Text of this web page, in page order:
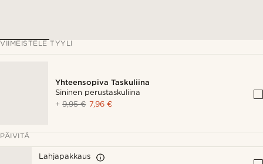
VIIMEISTELE TYYLI
Yhteensopiva Taskuliina
Sininen perustaskuliina
+9,95 € 7,96 €
PÄIVITÄ
Lahjapakkaus